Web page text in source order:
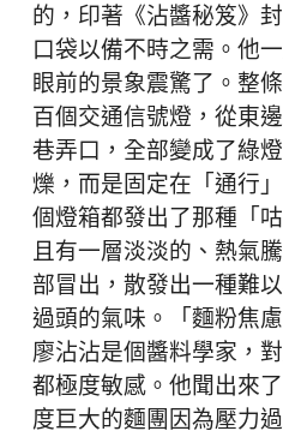
的，印著《沾醬秘笈》
口袋以備不時之需。他
眼前的景象震驚了。整
百個交通信號燈，從東
巷弄口，全部變成了綠
爍，而是固定在「通行
個燈箱都發出了那種「
且有一層淡淡的、熱氣
部冒出，散發出一種難
過頭的氣味。「麵粉焦
廖沾沾是個醬料學家，
都極度敏感。他聞出來
度巨大的麵團因為壓力